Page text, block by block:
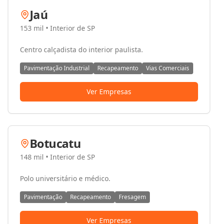
Jaú
153 mil • Interior de SP
Centro calçadista do interior paulista.
Pavimentação Industrial Recapeamento Vias Comerciais
Ver Empresas
Botucatu
148 mil • Interior de SP
Polo universitário e médico.
Pavimentação Recapeamento Fresagem
Ver Empresas